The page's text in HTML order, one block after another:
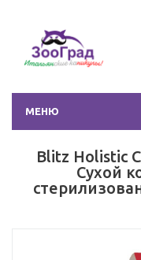
МЕНЮ
Blitz Holistic
Сухой